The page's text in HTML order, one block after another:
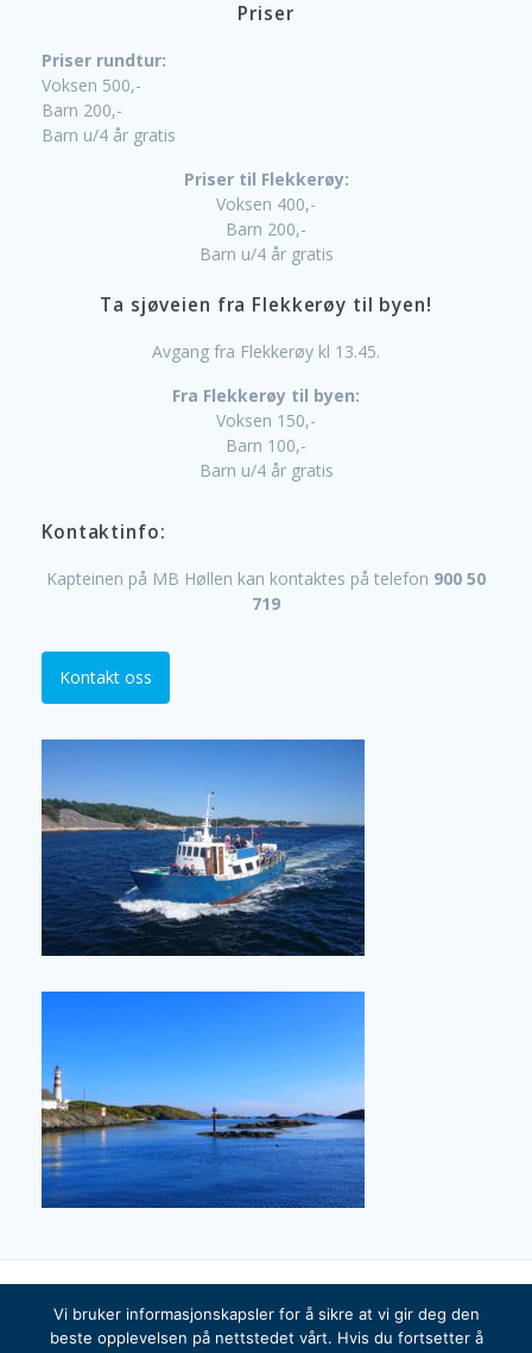
Priser
Priser rundtur:
Voksen 500,-
Barn 200,-
Barn u/4 år gratis
Priser til Flekkerøy:
Voksen 400,-
Barn 200,-
Barn u/4 år gratis
Ta sjøveien fra Flekkerøy til byen!
Avgang fra Flekkerøy kl 13.45.
Fra Flekkerøy til byen:
Voksen 150,-
Barn 100,-
Barn u/4 år gratis
Kontaktinfo:
Kapteinen på MB Høllen kan kontaktes på telefon 900 50
719
Kontakt oss
© 2026 Bragdøya Kystlag. Built using WordPress and the
Vi bruker informasjonskapsler for å sikre at vi gir deg den
beste opplevelsen på nettstedet vårt. Hvis du fortsetter å